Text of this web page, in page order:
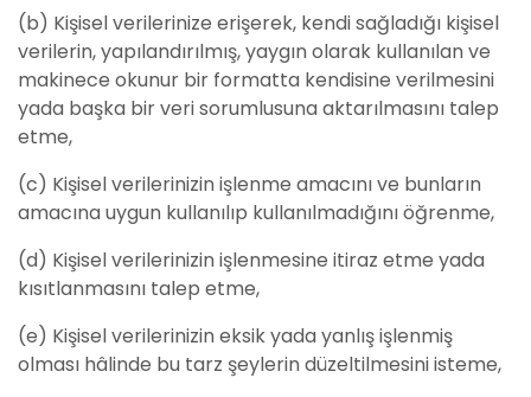
(b) Kişisel verilerinize erişerek, kendi sağladığı kişisel
verilerin, yapılandırılmış, yaygın olarak kullanılan ve
makinece okunur bir formatta kendisine verilmesini
yada başka bir veri sorumlusuna aktarılmasını talep
etme,
(c) Kişisel verilerinizin işlenme amacını ve bunların
amacına uygun kullanılıp kullanılmadığını öğrenme,
(d) Kişisel verilerinizin işlenmesine itiraz etme yada
kısıtlanmasını talep etme,
(e) Kişisel verilerinizin eksik yada yanlış işlenmiş
olması hâlinde bu tarz şeylerin düzeltilmesini isteme,